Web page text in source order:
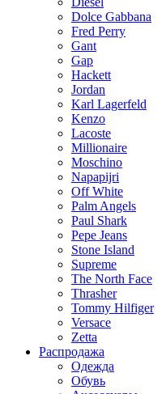
Dolce Gabbana
Fred Perry
Gant
Gap
Hackett
Jordan
Karl Lagerfeld
Kenzo
Lacoste
Millionaire
Moschino
Napapijri
Off White
Palm Angels
Paul Shark
Pepe Jeans
Stone Island
Supreme
The North Face
Thrasher
Tommy Hilfiger
Versace
Zetta
Распродажа
Одежда
Обувь